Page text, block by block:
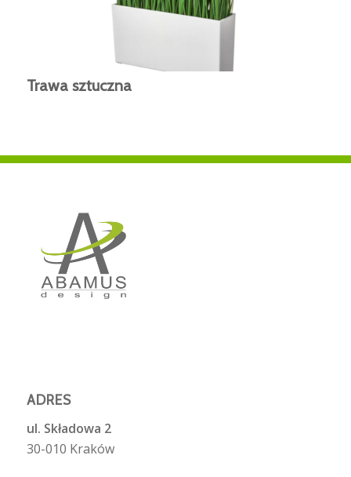
Trawa sztuczna
ADRES
ul. Składowa 2
30-010 Kraków